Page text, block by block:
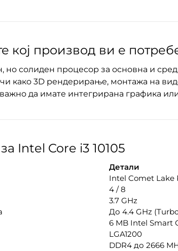
кој производ ви е
но солиден процесор за основна и
како 3D рендерирање, монтажа на
да имате интегрирана графика
Intel Core i3 10105
Детали
Intel Comet Lake
4 / 8
3.7 GHz
До 4.4 GHz
6 MB Intel Smart
LGA1200
DDR4 до 2666